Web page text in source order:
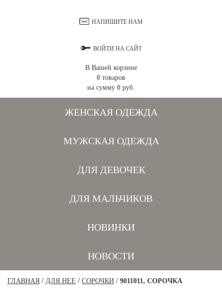
НАПИШИТЕ НАМ
ВОЙТИ НА САЙТ
В Вашей корзине
0 товаров
на сумму 0 руб.
ЖЕНСКАЯ ОДЕЖДА
МУЖСКАЯ ОДЕЖДА
ДЛЯ ДЕВОЧЕК
ДЛЯ МАЛЬЧИКОВ
НОВИНКИ
НОВОСТИ
ГЛАВНАЯ / ДЛЯ НЕЕ / СОРОЧКИ / 9011011, СОРОЧКА